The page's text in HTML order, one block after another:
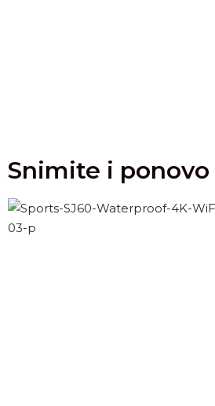
Snimite i